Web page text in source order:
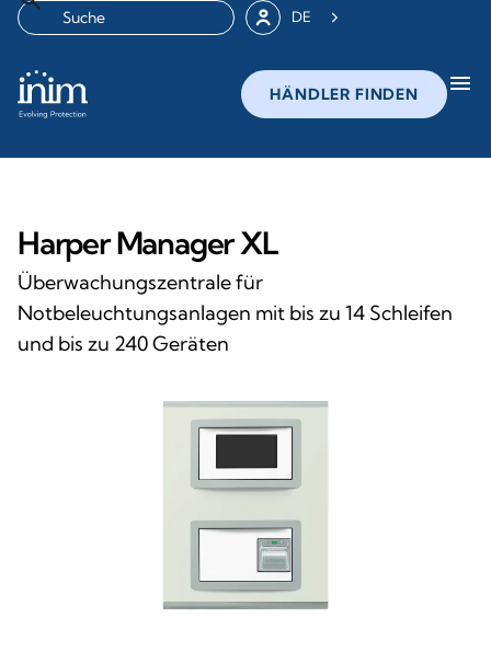
DE
HÄNDLER FINDEN menu
Harper Manager XL
Überwachungszentrale für
Notbeleuchtungsanlagen mit bis zu 14 Schleifen
und bis zu 240 Geräten